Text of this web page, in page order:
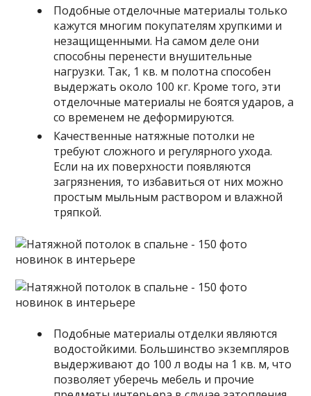
Подобные отделочные материалы только
кажутся многим покупателям хрупкими и
незащищенными. На самом деле они
способны перенести внушительные
нагрузки. Так, 1 кв. м полотна способен
выдержать около 100 кг. Кроме того, эти
отделочные материалы не боятся ударов, а
со временем не деформируются.
Качественные натяжные потолки не
требуют сложного и регулярного ухода.
Если на их поверхности появляются
загрязнения, то избавиться от них можно
простым мыльным раствором и влажной
тряпкой.
Подобные материалы отделки являются
водостойкими. Большинство экземпляров
выдерживают до 100 л воды на 1 кв. м, что
позволяет уберечь мебель и прочие